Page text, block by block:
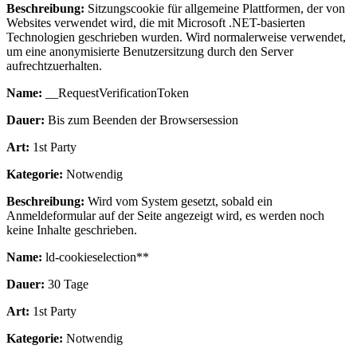
Beschreibung: Sitzungscookie für allgemeine Plattformen, der von
Websites verwendet wird, die mit Microsoft .NET-basierten
Technologien geschrieben wurden. Wird normalerweise verwendet,
um eine anonymisierte Benutzersitzung durch den Server
aufrechtzuerhalten.
Name: __RequestVerificationToken
Dauer: Bis zum Beenden der Browsersession
Art: 1st Party
Kategorie: Notwendig
Beschreibung: Wird vom System gesetzt, sobald ein
Anmeldeformular auf der Seite angezeigt wird, es werden noch
keine Inhalte geschrieben.
Name: ld-cookieselection**
Dauer: 30 Tage
Art: 1st Party
Kategorie: Notwendig